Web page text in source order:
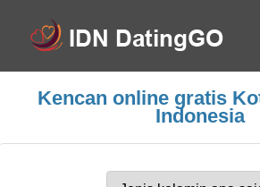
Kencan online gratis
Indonesia